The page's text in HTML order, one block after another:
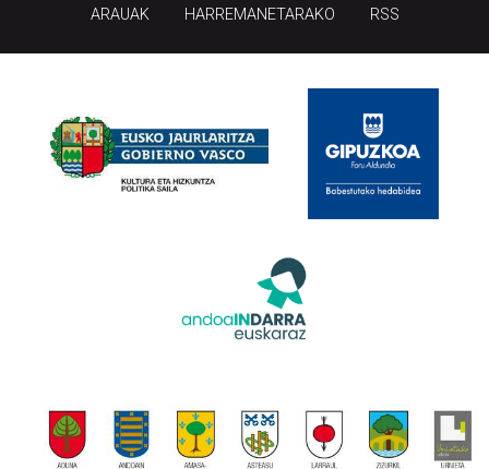
ARAUAK HARREMANETARAKO RSS